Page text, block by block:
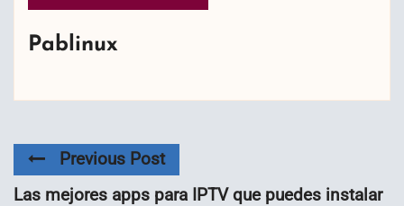
Pablinux
Previous Post
Las mejores apps para IPTV que puedes instalar